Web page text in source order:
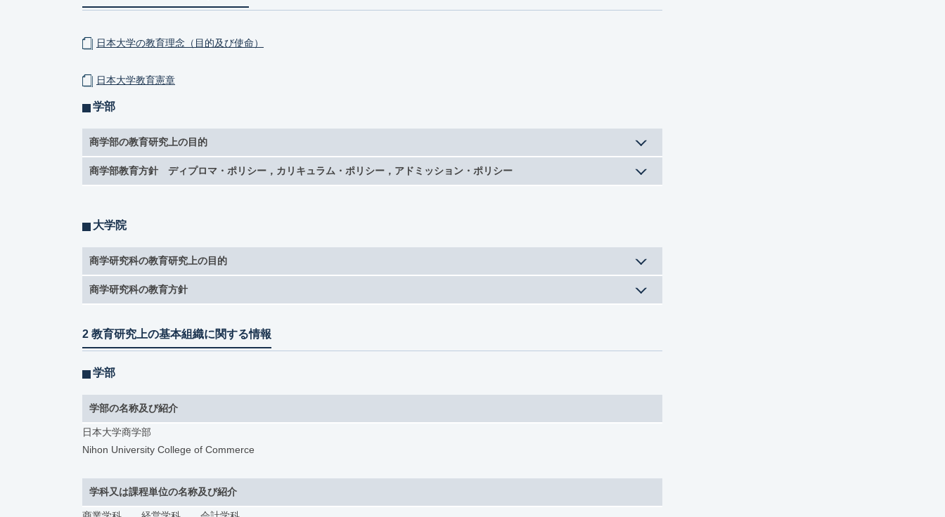
日本大学の教育理念（目的及び使命）
日本大学教育憲章
学部
商学部の教育研究上の目的
商学部教育方針 ディプロマ・ポリシー，カリキュラム・ポリシー，アドミッション・ポリシー
大学院
商学研究科の教育研究上の目的
商学研究科の教育方針
2 教育研究上の基本組織に関する情報
学部
学部の名称及び紹介
日本大学商学部
Nihon University College of Commerce
学科又は課程単位の名称及び紹介